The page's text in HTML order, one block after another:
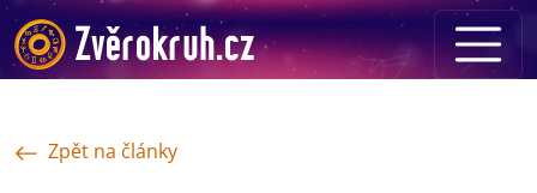
Zpět na články